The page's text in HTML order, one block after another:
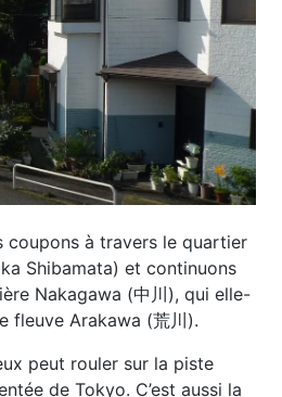
coupons à travers le quartier
Shibamata) et continuons
Nakagawa (中川), qui elle-
fleuve Arakawa (荒川).
peut rouler sur la piste
de Tokyo. C’est aussi la